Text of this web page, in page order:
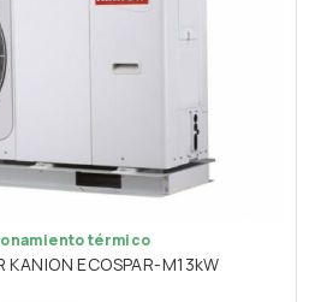
térmico
KANION ECOSPAR-M13kW